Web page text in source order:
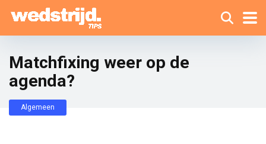
Matchfixing weer op de
agenda?
Algemeen